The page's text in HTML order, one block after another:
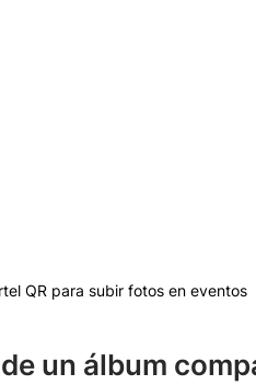
QR para subir fotos en eventos
un álbum